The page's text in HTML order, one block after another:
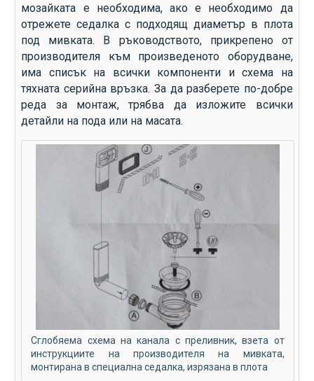
мозайката е необходима, ако е необходимо да
отрежете седалка с подходящ диаметър в плота
под мивката. В ръководството, прикрепено от
производителя към произведеното оборудване,
има списък на всички компоненти и схема на
тяхната серийна връзка. За да разберете по-добре
реда за монтаж, трябва да изложите всички
детайли на пода или на масата.
Сглобяема схема на канала с преливник, взета от
инструкциите на производителя на мивката,
монтирана в специална седалка, изрязана в плота